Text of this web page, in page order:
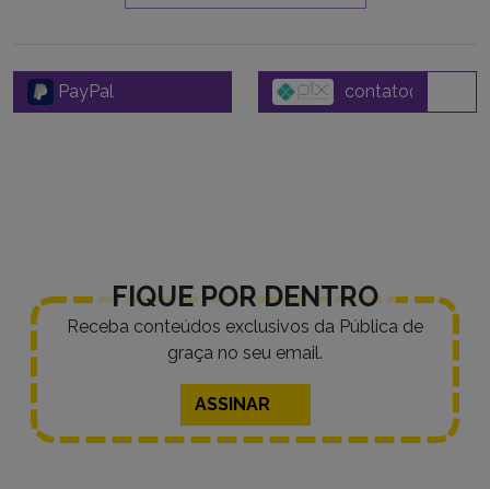
PayPal
FIQUE POR DENTRO
Receba conteúdos exclusivos da Pública de
graça no seu email.
ASSINAR